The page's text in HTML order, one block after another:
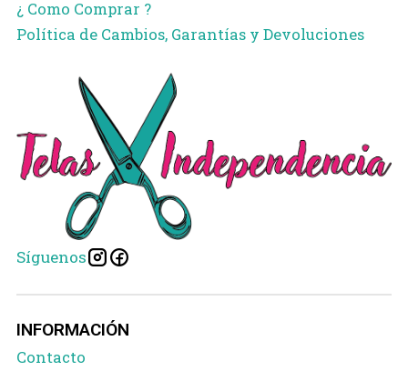
¿ Como Comprar ?
Política de Cambios, Garantías y Devoluciones
Síguenos
INFORMACIÓN
Contacto